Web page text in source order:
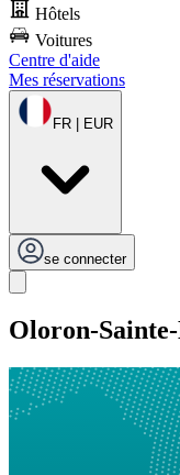
Hôtels
Voitures
Centre d'aide
Mes réservations
FR | EUR
se connecter
Oloron-